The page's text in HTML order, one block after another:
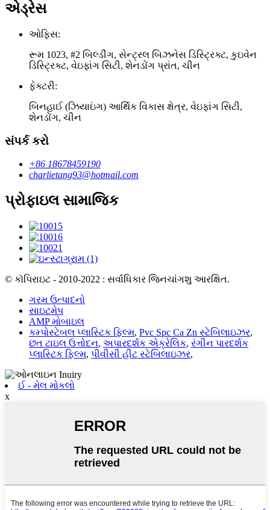
એડ્રેસ
ઓફિસ:
રૂમ 1023, #2 બિલ્ડીંગ, સેન્ટ્રલ બિઝનેસ ડિસ્ટ્રિક્ટ, કુઇવેન
ડિસ્ટ્રિક્ટ, વેઇફાંગ સિટી, શેનડોંગ પ્રાંત, ચીન
ફેક્ટરી:
બિનહાઈ (ઝિયાઇંગ) આર્થિક વિકાસ ક્ષેત્ર, વેઇફાંગ સિટી,
શેનડોંગ, ચીન
સંપર્ક કરો
+86 18678459190
charlietang93@hotmail.com
પ્રોફાઇલ સામાજિક
© કૉપિરાઇટ - 2010-2022 : સર્વાધિકાર જિનચાંગશુ આરક્ષિત.
ગરમ ઉત્પાદનો
સાઇટમેપ
AMP મોબાઇલ
કમ્પોસ્ટેબલ પ્લાસ્ટિક ફિલ્મ, Pvc Spc Ca Zn સ્ટેબિલાઇઝર,
છત ટાઇલ ઉત્તોદન, અપારદર્શક એક્રેલિક, રંગીન પારદર્શક
પ્લાસ્ટિક ફિલ્મ, પીવીસી હીટ સ્ટેબિલાઇઝર,
ઈ - મેલ મોકલો
x